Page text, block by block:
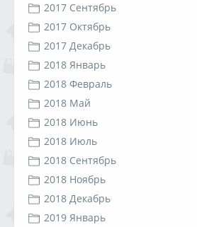
2017 Сентябрь
2017 Октябрь
2017 Декабрь
2018 Январь
2018 Февраль
2018 Май
2018 Июнь
2018 Июль
2018 Сентябрь
2018 Ноябрь
2018 Декабрь
2019 Январь